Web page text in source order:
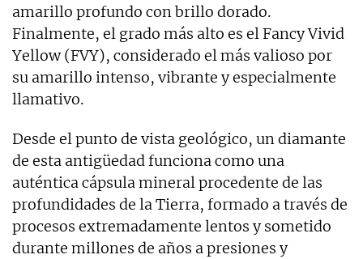
amarillo profundo con brillo dorado.
Finalmente, el grado más alto es el Fancy Vivid
Yellow (FVY), considerado el más valioso por
su amarillo intenso, vibrante y especialmente
llamativo.
Desde el punto de vista geológico, un diamante
de esta antigüedad funciona como una
auténtica cápsula mineral procedente de las
profundidades de la Tierra, formado a través de
procesos extremadamente lentos y sometido
durante millones de años a presiones y